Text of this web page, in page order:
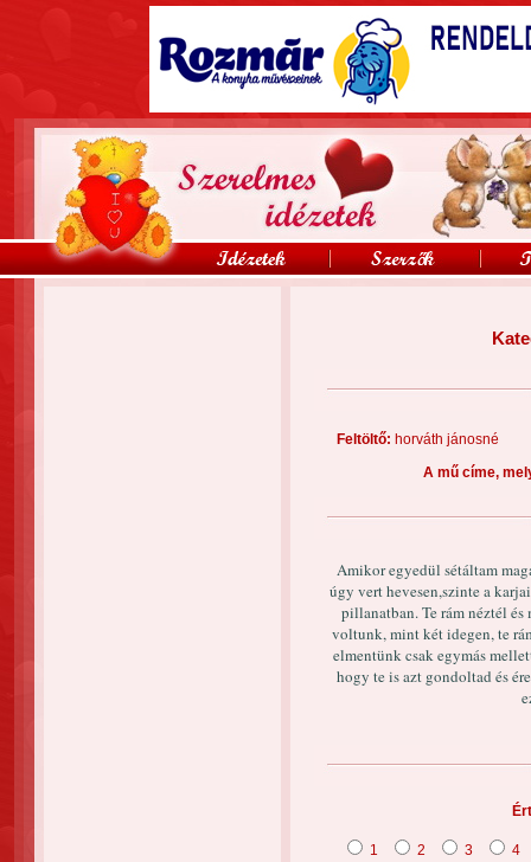
Feltöltő: horváth jánosné
A mű címe,
Amikor egyedül sétáltam
úgy vert hevesen,szinte a
pillanatban. Te rám néztél
voltunk, mint két idegen, te
elmentünk csak egymás
hogy te is azt gondoltad és
1 2 3 4